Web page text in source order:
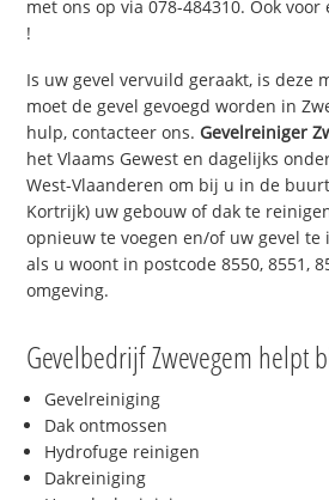
met ons op via 078-484310. Ook
!
Is uw gevel vervuild geraakt, is deze
moet de gevel gevoegd worden in
hulp, contacteer ons. Gevelreiniger
het Vlaams Gewest en dagelijks
West-Vlaanderen om bij u in de
Kortrijk) uw gebouw of dak te
opnieuw te voegen en/of uw gevel te
als u woont in postcode 8550, 8551,
omgeving.
Gevelbedrijf Zwevegem helpt
Gevelreiniging
Dak ontmossen
Hydrofuge reinigen
Dakreiniging